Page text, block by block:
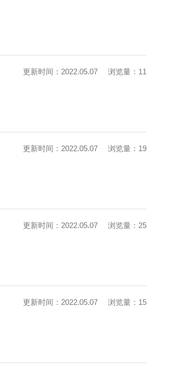
浏览量：11
更新时间：2022.05.07
浏览量：19
更新时间：2022.05.07
浏览量：25
更新时间：2022.05.07
浏览量：15
更新时间：2022.05.07